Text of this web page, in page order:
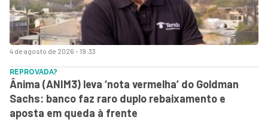
4 de agosto de 2026 - 19:33
REPROVADA?
Ânima (ANIM3) leva ‘nota vermelha’ do Goldman
Sachs: banco faz raro duplo rebaixamento e
aposta em queda à frente